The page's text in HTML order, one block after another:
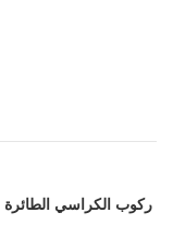
ركوب الكراسي الطائرة